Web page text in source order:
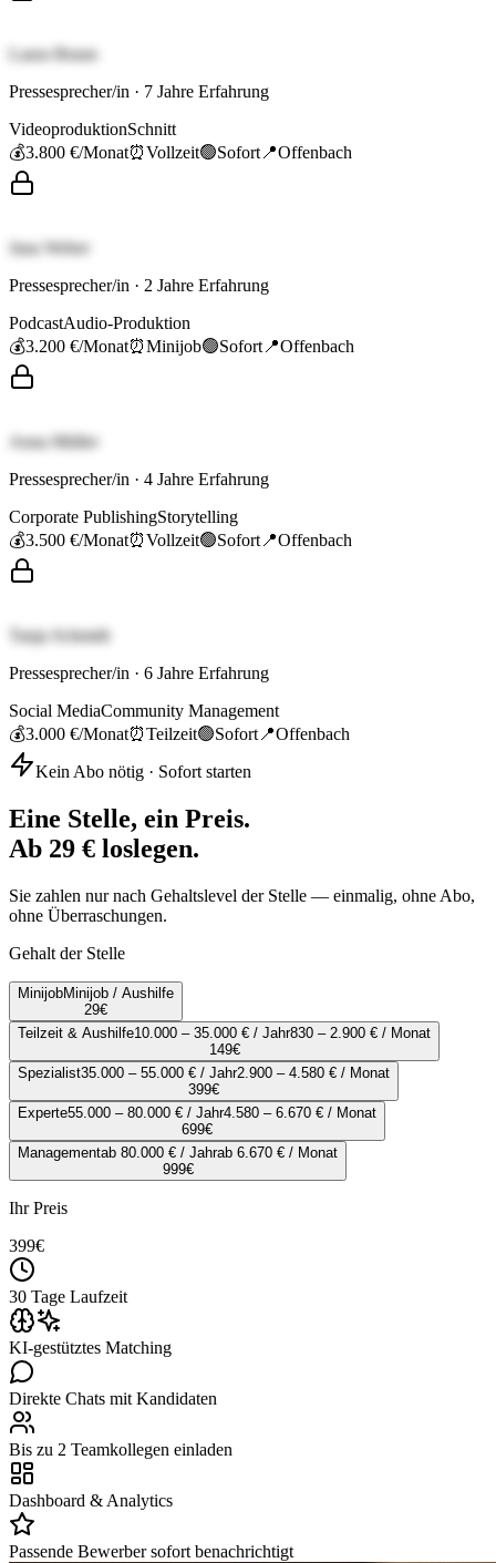
Laura Braun
Pressesprecher/in · 7 Jahre Erfahrung
VideoproduktionSchnitt
💰3.800 €/Monat⏰Vollzeit🟢Sofort 📍Offenbach
Jana Weber
Pressesprecher/in · 2 Jahre Erfahrung
PodcastAudio-Produktion
💰3.200 €/Monat⏰Minijob🟢Sofort 📍Offenbach
Anna Müller
Pressesprecher/in · 4 Jahre Erfahrung
Corporate PublishingStorytelling
💰3.500 €/Monat⏰Vollzeit🟢Sofort 📍Offenbach
Tanja Schmidt
Pressesprecher/in · 6 Jahre Erfahrung
Social MediaCommunity Management
💰3.000 €/Monat⏰Teilzeit🟢Sofort 📍Offenbach
Kein Abo nötig · Sofort starten
Eine Stelle, ein Preis.
Ab 29 € loslegen.
Sie zahlen nur nach Gehaltslevel der Stelle — einmalig, ohne Abo,
ohne Überraschungen.
Gehalt der Stelle
MinijobMinijob / Aushilfe
29€
Teilzeit & Aushilfe10.000 – 35.000 € / Jahr830 – 2.900 € / Monat
149€
Spezialist35.000 – 55.000 € / Jahr2.900 – 4.580 € / Monat
399€
Experte55.000 – 80.000 € / Jahr4.580 – 6.670 € / Monat
699€
Managementab 80.000 € / Jahrab 6.670 € / Monat
999€
Ihr Preis
399€
30 Tage Laufzeit
KI-gestütztes Matching
Direkte Chats mit Kandidaten
Bis zu 2 Teamkollegen einladen
Dashboard & Analytics
Passende Bewerber sofort benachrichtigt